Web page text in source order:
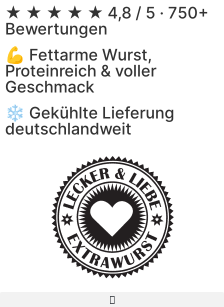
★ ★ ★ ★ ★ 4,8 / 5 · 750+
Bewertungen
💪 Fettarme Wurst,
Proteinreich & voller
Geschmack
❄️ Gekühlte Lieferung
deutschlandweit